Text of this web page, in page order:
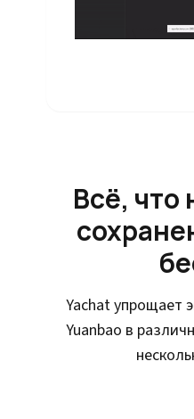
Всё, что
Yachat упрощает
Yuanbao в